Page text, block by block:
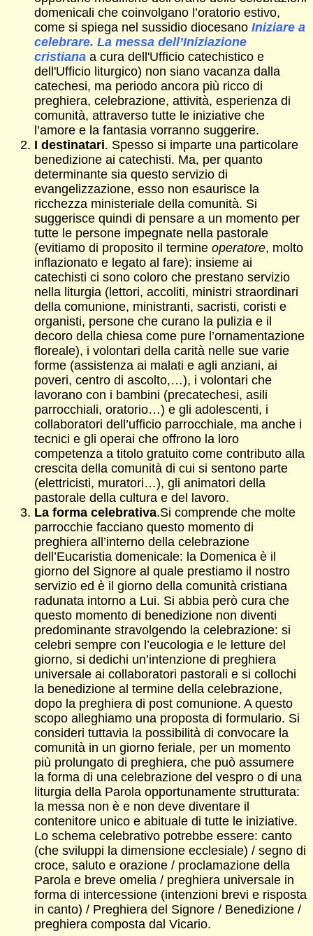
domenicali che coinvolgano l’oratorio estivo,
come si spiega nel sussidio diocesano Iniziare a
celebrare. La messa dell’Iniziazione
cristianaa cura dell'Ufficio catechistico e
dell'Ufficio liturgico) non siano vacanza dalla
catechesi, ma periodo ancora più ricco di
preghiera, celebrazione, attività, esperienza di
comunità, attraverso tutte le iniziative che
l’amore e la fantasia vorranno suggerire.
I destinatari. Spesso si imparte una particolare
benedizione ai catechisti. Ma, per quanto
determinante sia questo servizio di
evangelizzazione, esso non esaurisce la
ricchezza ministeriale della comunità. Si
suggerisce quindi di pensare a un momento per
tutte le persone impegnate nella pastorale
(evitiamo di proposito il termine operatore, molto
inflazionato e legato al fare): insieme ai
catechisti ci sono coloro che prestano servizio
nella liturgia (lettori, accoliti, ministri straordinari
della comunione, ministranti, sacristi, coristi e
organisti, persone che curano la pulizia e il
decoro della chiesa come pure l’ornamentazione
floreale), i volontari della carità nelle sue varie
forme (assistenza ai malati e agli anziani, ai
poveri, centro di ascolto,…), i volontari che
lavorano con i bambini (precatechesi, asili
parrocchiali, oratorio…) e gli adolescenti, i
collaboratori dell’ufficio parrocchiale, ma anche i
tecnici e gli operai che offrono la loro
competenza a titolo gratuito come contributo alla
crescita della comunità di cui si sentono parte
(elettricisti, muratori…), gli animatori della
pastorale della cultura e del lavoro.
La forma celebrativa.Si comprende che molte
parrocchie facciano questo momento di
preghiera all’interno della celebrazione
dell’Eucaristia domenicale: la Domenica è il
giorno del Signore al quale prestiamo il nostro
servizio ed è il giorno della comunità cristiana
radunata intorno a Lui. Si abbia però cura che
questo momento di benedizione non diventi
predominante stravolgendo la celebrazione: si
celebri sempre con l’eucologia e le letture del
giorno, si dedichi un’intenzione di preghiera
universale ai collaboratori pastorali e si collochi
la benedizione al termine della celebrazione,
dopo la preghiera di post comunione. A questo
scopo alleghiamo una proposta di formulario. Si
consideri tuttavia la possibilità di convocare la
comunità in un giorno feriale, per un momento
più prolungato di preghiera, che può assumere
la forma di una celebrazione del vespro o di una
liturgia della Parola opportunamente strutturata:
la messa non è e non deve diventare il
contenitore unico e abituale di tutte le iniziative.
Lo schema celebrativo potrebbe essere: canto
(che sviluppi la dimensione ecclesiale) / segno di
croce, saluto e orazione / proclamazione della
Parola e breve omelia / preghiera universale in
forma di intercessione (intenzioni brevi e risposta
in canto) / Preghiera del Signore / Benedizione /
preghiera composta dal Vicario.